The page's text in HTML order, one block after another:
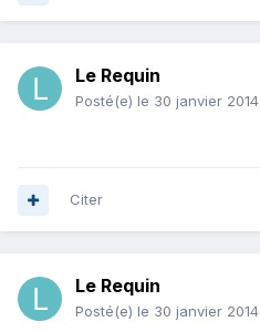
Le Requin
Posté(e) le 30 janvier 2014
Citer
Le Requin
Posté(e) le 30 janvier 2014